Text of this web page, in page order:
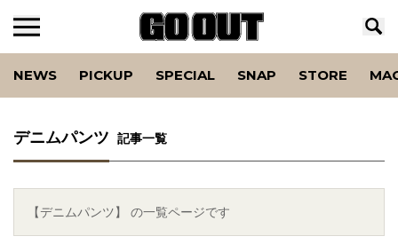
NEWS PICKUP SPECIAL SNAP STORE
デニムパンツ 記事一覧
【デニムパンツ】 の一覧ページです